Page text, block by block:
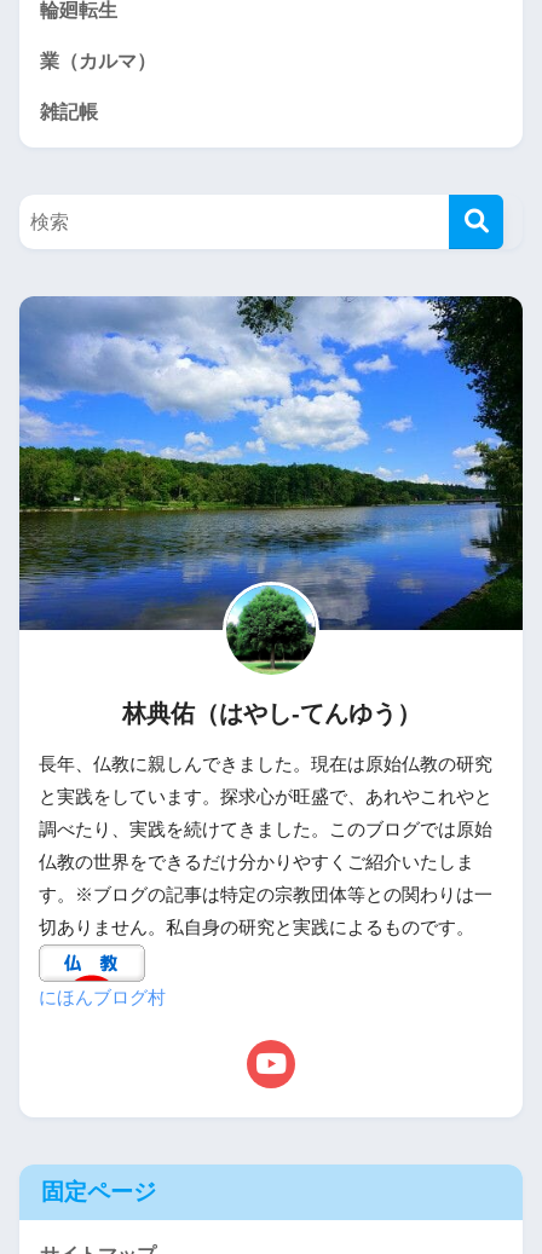
輪廻転生
業（カルマ）
雑記帳
林典佑（はやし-てんゆう）
長年、仏教に親しんできました。現在は原始仏教の研究
と実践をしています。探求心が旺盛で、あれやこれやと
調べたり、実践を続けてきました。このブログでは原始
仏教の世界をできるだけ分かりやすくご紹介いたしま
す。※ブログの記事は特定の宗教団体等との関わりは一
切ありません。私自身の研究と実践によるものです。
にほんブログ村
固定ページ